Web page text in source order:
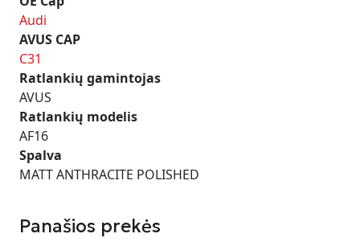
Audi
AVUS CAP
C31
Ratlankių gamintojas
AVUS
Ratlankių modelis
AF16
Spalva
MATT ANTHRACITE POLISHED
Panašios prekės